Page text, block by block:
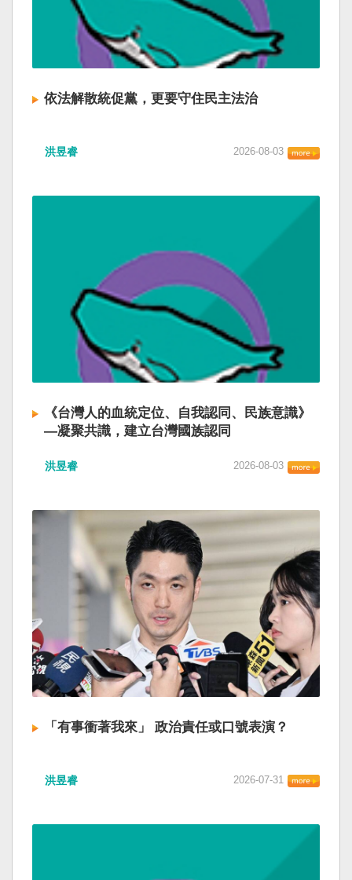
依法解散統促黨，更要守住民主法治
洪昱睿 2026-08-03
《台灣人的血統定位、自我認同、民族意識》
—凝聚共識，建立台灣國族認同
洪昱睿 2026-08-03
「有事衝著我來」 政治責任或口號表演？
洪昱睿 2026-07-31